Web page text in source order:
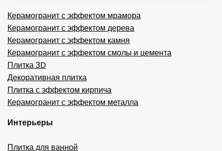
Керамогранит с эффектом мрамора
Керамогранит с эффектом дерева
Керамогранит с эффектом камня
Керамогранит с эффектом смолы и цемента
Плитка 3D
Декоративная плитка
Плитка с эффектом кирпича
Керамогранит с эффектом металла
Интерьеры
Плитка для ванной